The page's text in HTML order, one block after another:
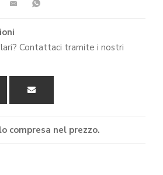
Contattaci tramite i nostri
compresa nel prezzo.